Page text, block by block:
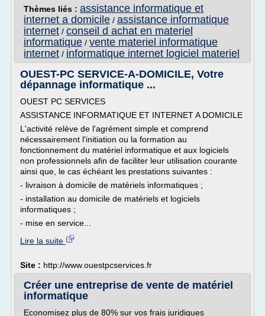
Thèmes liés : assistance informatique et
internet a domicile / assistance informatique
internet / conseil d achat en materiel
informatique / vente materiel informatique
internet / informatique internet logiciel materiel
OUEST-PC SERVICE-A-DOMICILE, Votre
dépannage informatique ...
OUEST PC SERVICES
ASSISTANCE INFORMATIQUE ET INTERNET A DOMICILE
L'activité relève de l'agrément simple et comprend
nécessairement l'initiation ou la formation au
fonctionnement du matériel informatique et aux logiciels
non professionnels afin de faciliter leur utilisation courante
ainsi que, le cas échéant les prestations suivantes :
- livraison à domicile de matériels informatiques ;
- installation au domicile de matériels et logiciels
informatiques ;
- mise en service...
Lire la suite
Site : http://www.ouestpcservices.fr
Créer une entreprise de vente de matériel
informatique
Economisez plus de 80% sur vos frais juridiques